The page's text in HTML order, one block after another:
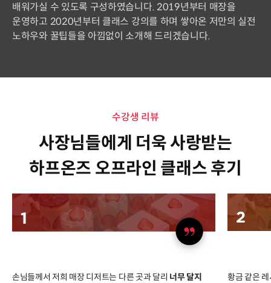
배워가실 수 있도록 구성하였습니다. 2019년부터 매장을
운영하고 2020년부터 클래스 강의를 하며 쌓아온 저만의 실전
노하우와 꿀팁들을 아낌없이 소개해 드리겠습니다.
수강생 리뷰
사장님들에게 더욱 사랑받는
하프온즈 오프라인 클래스 후기
손님들께서 저희 매장 디저트는 다른 곳과 달리 너무 달지
황금 같은